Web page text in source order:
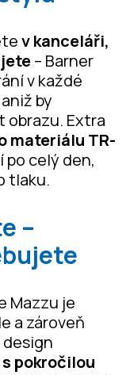
v kanceláři,
– Barner
v každé
by
obrazu. Extra
materiálu TR-
celý den,
tlaku.
–
Mazzu je
a zároveň
design
s pokročilou